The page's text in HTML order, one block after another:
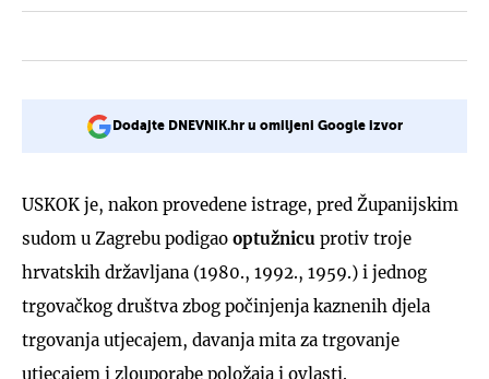
Dodajte DNEVNIK.hr u omiljeni Google izvor
USKOK je, nakon provedene istrage, pred Županijskim
sudom u Zagrebu podigao optužnicu protiv troje
hrvatskih državljana (1980., 1992., 1959.) i jednog
trgovačkog društva zbog počinjenja kaznenih djela
trgovanja utjecajem, davanja mita za trgovanje
utjecajem i zlouporabe položaja i ovlasti.